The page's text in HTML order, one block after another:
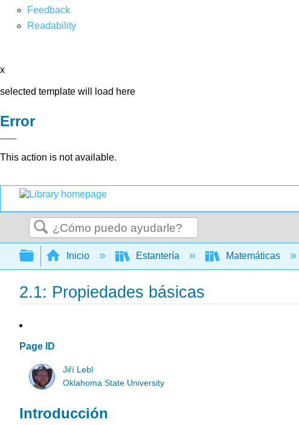
Feedback
Readability
x
selected template will load here
Error
This action is not available.
Buscar
Expandir/contraer jerarquía global
Inicio Estantería Matemáticas
2.1: Propiedades básicas
Page ID
Jiří Lebl
Oklahoma State University
Introducción